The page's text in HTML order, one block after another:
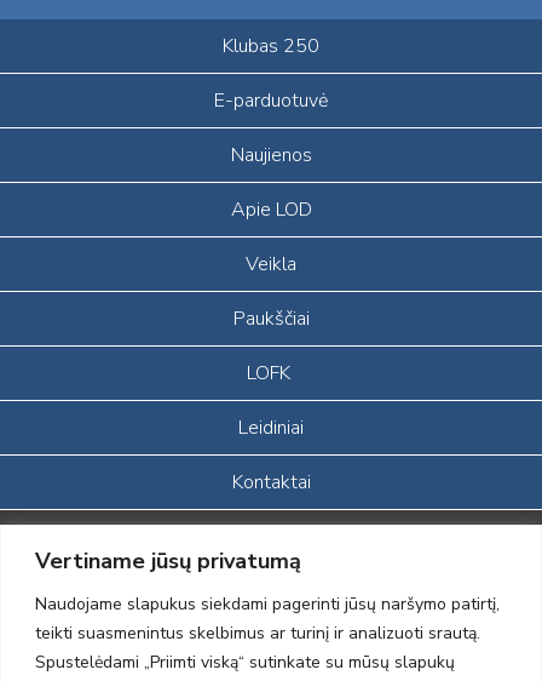
Vertiname jūsų privatumą
Naudojame slapukus siekdami pagerinti jūsų naršymo patirtį,
teikti suasmenintus skelbimus ar turinį ir analizuoti srautą.
Spustelėdami „Priimti viską“ sutinkate su mūsų slapukų
Klubas 250
E-parduotuvė
Naujienos
Apie LOD
Veikla
Paukščiai
LOFK
Leidiniai
Kontaktai
Portalas sukurtas įgyvendinant Lietuvos Respublikos, Europos
ekonominės erdvės ir Norvegijos finansinių mechanizmų iš dalies
finansuojamą paprojektį
„LOD visuomeninės /gamtosauginės veiklos sustiprinimas ir įvaizdžio
formavimas įtraukiant visuomenę į aplinkosauginių tyrimų veiklą“
(paprojekčio